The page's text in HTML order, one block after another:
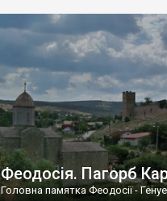
Феодосія. Пагорб
Головна памятка Феодосії -